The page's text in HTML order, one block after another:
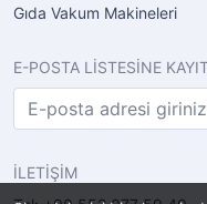
Gıda Vakum Makineleri
E-POSTA LİSTESİNE
İLETİŞİM